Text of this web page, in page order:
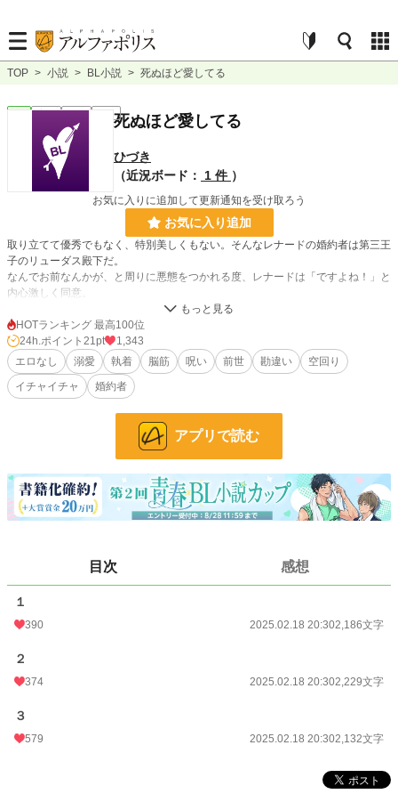
TOP > 小説 > BL小説 > 死ぬほど愛してる
完結 短編 R15死ぬほど愛してる
ひづき
（近況ボード：
1 件 ）
お気に入りに追加して更新通知を受け取ろう
お気に入り追加
取り立てて優秀でもなく、特別美しくもない。そんなレナードの婚約者は第三王
子のリューダス殿下だ。
なんでお前なんかが、と周りに悪態をつかれる度、レナードは「ですよね！」と
内心激しく同意。
こんな不毛な婚約からリューダス殿下を解放して差し上げたい。
そんなタイミングでレナードは死に至る呪いをかけられた。
よし！これでリューダス殿下を自由にしてあげられる！！
「両足切り落としてでも連れ戻すから覚えておけ」
優秀で、眉目秀麗で、寡黙なリューダス殿下が豹変した！？
小説 25,117 位 / 228,618 件
159
24h.ポイント
文字数
更新日時
HOTランキング 最高100位
24h.ポイント 21pt
1,343
エロなし
溺愛 執着 脳筋 呪い 前世 勘違い
空回り
イチャイチャ
婚約者
アプリで読む
目次 感想
１
390 2025.02.18 20:302,186文字
２
374 2025.02.18 20:302,229文字
３
579 2025.02.18 20:302,132文字